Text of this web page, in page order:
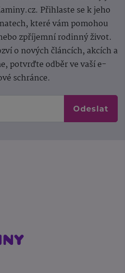
Přihlaste se k jeho
které vám pomohou
zpříjemní rodinný život.
o nových článcích, akcích a
potvrďte odběr ve vaší e-
schránce.
Odeslat